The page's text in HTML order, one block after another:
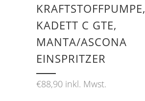
KRAFTSTOFFPUMPE,
KADETT C GTE,
MANTA/ASCONA
EINSPRITZER
€88,90 inkl. Mwst.